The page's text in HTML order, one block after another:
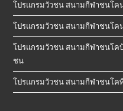
โปรแกรมวัวชน สนามกีฬาชนโค
โปรแกรมวัวชน สนามกีฬาชนโค
โปรแกรมวัวชน สนามกีฬาชนโค
ชน
โปรแกรมวัวชน สนามกีฬาชนโค